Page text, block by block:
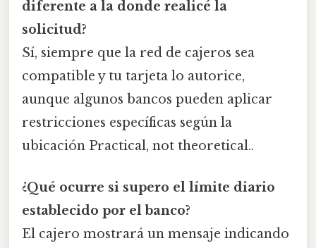
diferente a la donde realicé la
solicitud?
Sí, siempre que la red de cajeros sea
compatible y tu tarjeta lo autorice,
aunque algunos bancos pueden aplicar
restricciones específicas según la
ubicación Practical, not theoretical..
¿Qué ocurre si supero el límite diario
establecido por el banco?
El cajero mostrará un mensaje indicando